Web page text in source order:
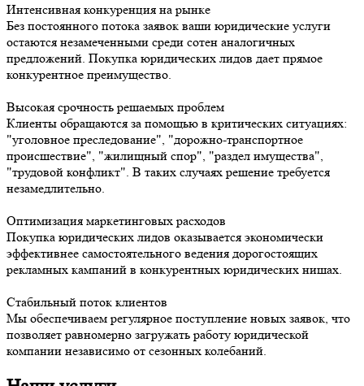
Интенсивная конкуренция на рынке
Без постоянного потока заявок ваши юридические услуги
остаются незамеченными среди сотен аналогичных
предложений. Покупка юридических лидов дает прямое
конкурентное преимущество.
Высокая срочность решаемых проблем
Клиенты обращаются за помощью в критических ситуациях:
"уголовное преследование", "дорожно-транспортное
происшествие", "жилищный спор", "раздел имущества",
"трудовой конфликт". В таких случаях решение требуется
незамедлительно.
Оптимизация маркетинговых расходов
Покупка юридических лидов оказывается экономически
эффективнее самостоятельного ведения дорогостоящих
рекламных кампаний в конкурентных юридических нишах.
Стабильный поток клиентов
Мы обеспечиваем регулярное поступление новых заявок, что
позволяет равномерно загружать работу юридической
компании независимо от сезонных колебаний.